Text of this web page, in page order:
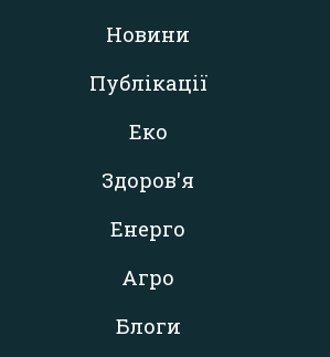
Новини
Публікації
Еко
Здоров'я
Енерго
Агро
Блоги